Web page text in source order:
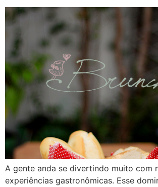
A gente anda se divertindo muito com
experiências gastronômicas. Esse